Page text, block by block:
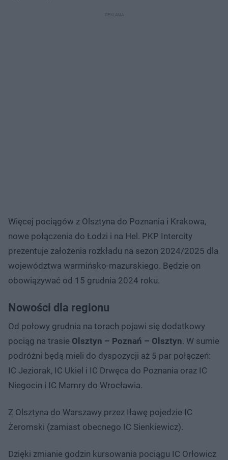
Więcej pociągów z Olsztyna do Poznania i Krakowa,
nowe połączenia do Łodzi i na Hel. PKP Intercity
prezentuje założenia rozkładu na sezon 2024/2025 dla
województwa warmińsko-mazurskiego. Będzie on
obowiązywać od 15 grudnia 2024 roku.
Nowości dla regionu
Od połowy grudnia na torach pojawi się dodatkowy
pociąg na trasie Olsztyn – Poznań – Olsztyn. W sumie
podróżni będą mieli do dyspozycji aż 5 par połączeń:
IC Jeziorak, IC Ukiel i IC Drwęca do Poznania oraz IC
Niegocin i IC Mamry do Wrocławia.
Z Olsztyna do Warszawy przez Iławę pojedzie IC
Żeromski (zamiast obecnego IC Sienkiewicz).
Dzięki zmianie godzin kursowania pociągu IC Orłowicz